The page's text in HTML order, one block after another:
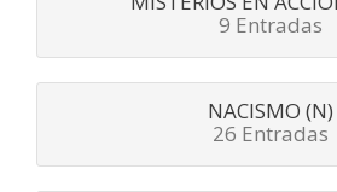
9 Entradas
NACISMO (N)
26 Entradas